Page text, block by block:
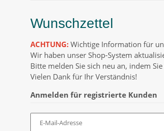
Wunschzettel
ACHTUNG: Wichtige Information für
Wir haben unser Shop-System
Bitte melden Sie sich neu an, indem
Vielen Dank für Ihr Verständnis!
Anmelden für registrierte Kunden
E-Mail-Adresse